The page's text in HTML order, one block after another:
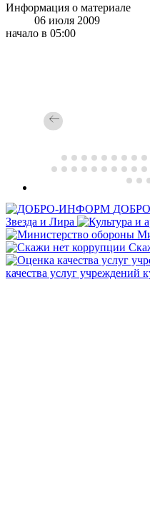
Информация о материале
06 июля 2009
начало в 05:00
Звезда и Лира
качества услуг учреждений